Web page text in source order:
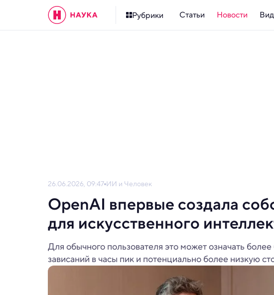
Рубрики Статьи Новости
26.06.2026, 09:47 ИИ и Человек
OpenAI впервые создала
для искусственного
Для обычного пользователя это может означать
зависаний в часы пик и потенциально более низкую